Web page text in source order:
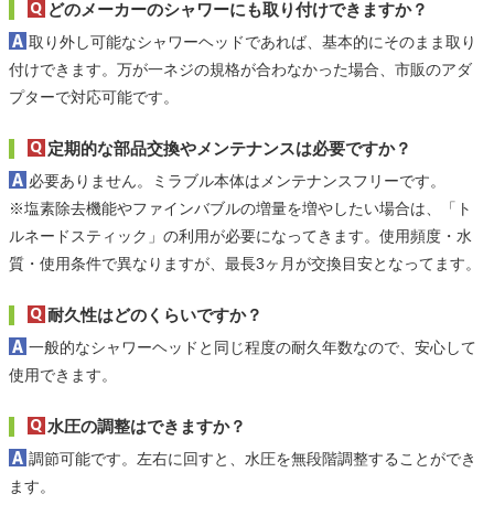
どのメーカーのシャワーにも取り付けできますか？
取り外し可能なシャワーヘッドであれば、基本的にそのまま取り
付けできます。万が一ネジの規格が合わなかった場合、市販のアダ
プターで対応可能です。
定期的な部品交換やメンテナンスは必要ですか？
必要ありません。ミラブル本体はメンテナンスフリーです。
※塩素除去機能やファインバブルの増量を増やしたい場合は、「ト
ルネードスティック」の利用が必要になってきます。使用頻度・水
質・使用条件で異なりますが、最長3ヶ月が交換目安となってます。
耐久性はどのくらいですか？
一般的なシャワーヘッドと同じ程度の耐久年数なので、安心して
使用できます。
水圧の調整はできますか？
調節可能です。左右に回すと、水圧を無段階調整することができ
ます。